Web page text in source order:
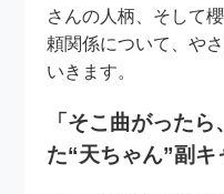
さんの人柄、そして
頼関係について、や
いきます。
「そこ曲がった
た“天ちゃん”副キ